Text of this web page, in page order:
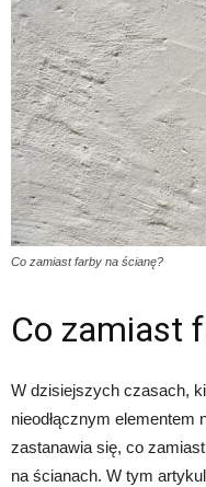
Co zamiast farby na ścianę?
Co zamiast
W dzisiejszych czasach,
nieodłącznym
zastanawia się, co
na ścianach. W tym